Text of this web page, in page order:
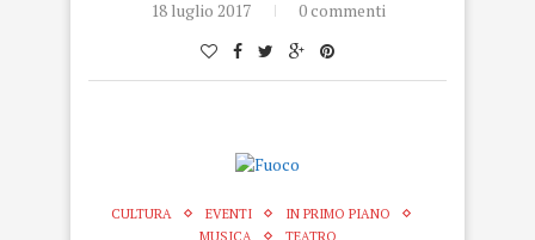
18 luglio 2017 0 commenti
CULTURA EVENTI
IN PRIMO PIANO
MUSICA
TEATRO